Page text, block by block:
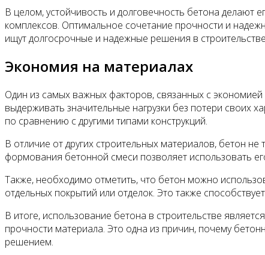
В целом, устойчивость и долговечность бетона
комплексов. Оптимальное сочетание прочности и
ищут долгосрочные и надежные решения в
Экономия на материалах
Один из самых важных факторов, связанных с
выдерживать значительные нагрузки без потери своих
по сравнению с другими типами конструкций.
В отличие от других строительных материалов, бетон
формования бетонной смеси позволяет использовать
Также, необходимо отметить, что бетон можно
отдельных покрытий или отделок. Это также
В итоге, использование бетона в строительстве
прочности материала. Это одна из причин, почему
решением.